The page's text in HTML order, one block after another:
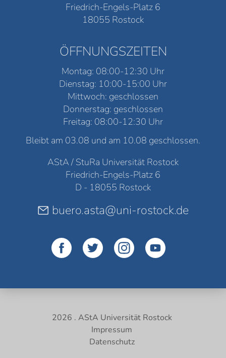
Friedrich-Engels-Platz 6
18055 Rostock
ÖFFNUNGSZEITEN
Montag: 08:00-12:30 Uhr
Dienstag: 10:00-15:00 Uhr
Mittwoch: geschlossen
Donnerstag: geschlossen
Freitag: 08:00-12:30 Uhr
Bleibt am 03.08 und am 10.08 geschlossen.
AStA / StuRa Universität Rostock
Friedrich-Engels-Platz 6
D - 18055 Rostock
buero.asta@uni-rostock.de
2026 . AStA Universität Rostock
Impressum
Datenschutz